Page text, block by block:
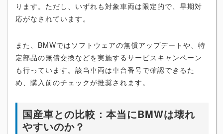
ります。ただし、いずれも対象車両は限定的で、早期対
応がなされています。
また、BMWではソフトウェアの無償アップデートや、特
定部品の無償交換などを実施するサービスキャンペーン
も行っています。該当車両は車台番号で確認できるた
め、購入前のチェックが推奨されます。
国産車との比較：本当にBMWは壊れ
やすいのか？